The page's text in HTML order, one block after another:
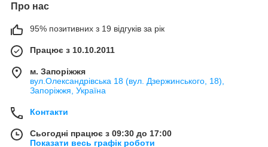
Про нас
95% позитивних з 19 відгуків за рік
Працює з 10.10.2011
м. Запоріжжя
вул.Олександрівська 18 (вул. Дзержинського, 18),
Запоріжжя, Україна
Контакти
Сьогодні працює з 09:30 до 17:00
Показати весь графік роботи